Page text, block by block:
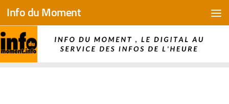
Skip to content
Info du Moment